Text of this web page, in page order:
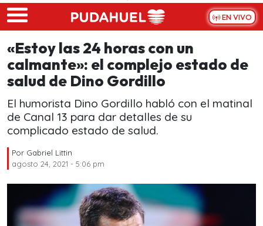
Skip to main content
EN VIVO
«Estoy las 24 horas con un
calmante»: el complejo estado de
salud de Dino Gordillo
El humorista Dino Gordillo habló con el matinal
de Canal 13 para dar detalles de su
complicado estado de salud.
Por Gabriel Littin
agosto 24, 2021 - 5:06 pm